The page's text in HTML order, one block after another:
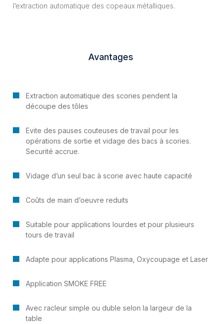
l’extraction automatique des copeaux métalliques.
Avantages
Extraction automatique des scories pendent la
découpe des tôles
Evite des pauses couteuses de travail pour les
opérations de sortie et vidage des bacs à scories.
Securité accrue.
Vidage d’un seul bac à scorie avec haute capacité
Coûts de main d’oeuvre reduits
Suitable pour applications lourdes et pour plusieurs
tours de travail
Adapte pour applications Plasma, Oxycoupage et Laser
Application SMOKE FREE
Avec racleur simple ou duble selon la largeur de la
table